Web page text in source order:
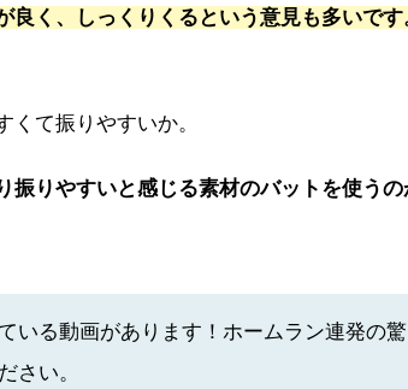
良く、しっくりくるという意見も多いで
て振りやすいか。
振りやすいと感じる素材のバットを使うの
いる動画があります！ホームラン連発の
さい。